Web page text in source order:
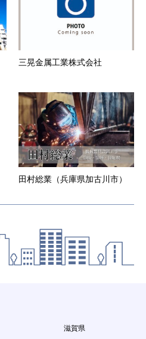
三晃金属工業株式会社
田村総業（兵庫県加古川市）
滋賀県